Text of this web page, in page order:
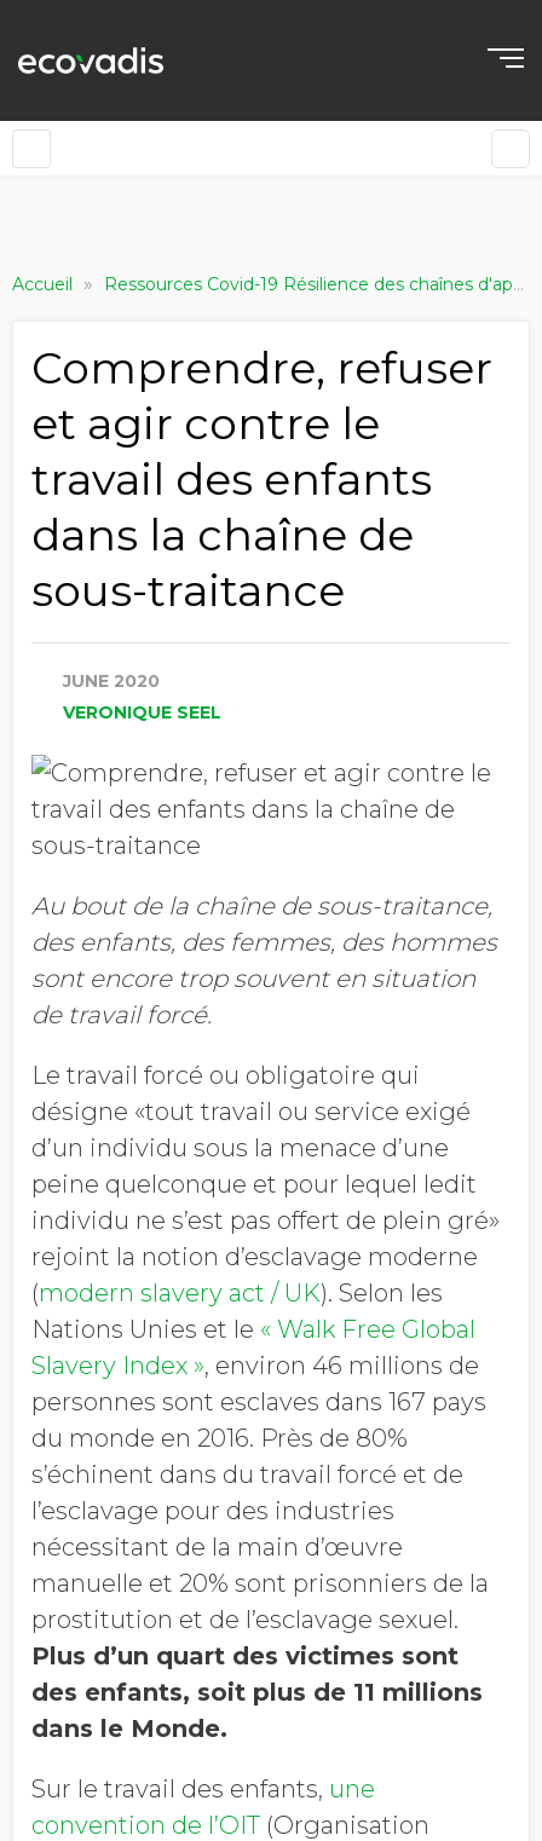
Accueil » Ressources Covid-19 Résilience des chaînes d'approvisionnement
Comprendre, refuser
et agir contre le
travail des enfants
dans la chaîne de
sous-traitance
JUNE 2020
VERONIQUE SEEL
Au bout de la chaîne de sous-traitance,
des enfants, des femmes, des hommes
sont encore trop souvent en situation
de travail forcé.
Le travail forcé ou obligatoire qui
désigne «tout travail ou service exigé
d’un individu sous la menace d’une
peine quelconque et pour lequel ledit
individu ne s’est pas offert de plein gré»
rejoint la notion d’esclavage moderne
(modern slavery act / UK). Selon les
Nations Unies et le « Walk Free Global
Slavery Index », environ 46 millions de
personnes sont esclaves dans 167 pays
du monde en 2016. Près de 80%
s’échinent dans du travail forcé et de
l’esclavage pour des industries
nécessitant de la main d’œuvre
manuelle et 20% sont prisonniers de la
prostitution et de l’esclavage sexuel.
Plus d’un quart des victimes sont
des enfants, soit plus de 11 millions
dans le Monde.
Sur le travail des enfants, une
convention de l’OIT (Organisation